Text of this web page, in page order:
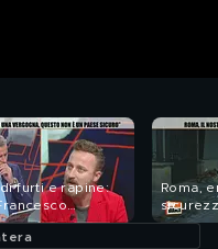
furti e rapine:
Roma,